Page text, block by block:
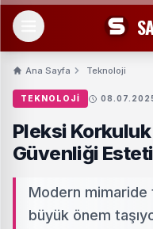
Ana Sayfa Teknoloji
TEKNOLOJI
Pleksi
Güvenliği
Modern mimaride
büyük önem